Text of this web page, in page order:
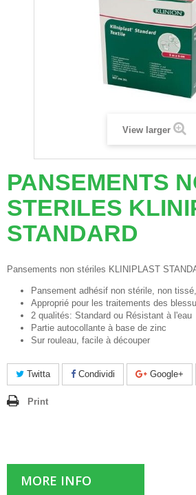
View larger
PANSEMENTS
STERILES
STANDARD
Pansements non stériles KLINIPLAST
Pansement adhésif non stérile, non
Approprié pour les traitements des
2 qualités: Standard ou Résistant à l'eau
Partie autocollante à base de zinc
Sur rouleau, facile à découper
Twitta Condividi Google+
Print
MORE INFO